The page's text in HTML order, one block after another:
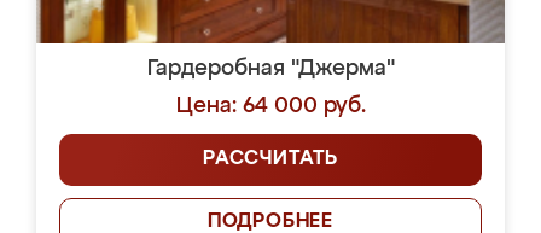
Гардеробная "Джерма"
Цена: 64 000 руб.
РАССЧИТАТЬ
ПОДРОБНЕЕ